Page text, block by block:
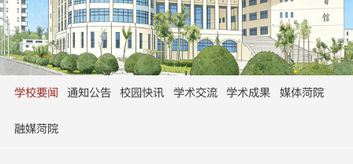
学校要闻 通知公告 校园快讯 学术交流 学术成果 媒体菏院
融媒菏院